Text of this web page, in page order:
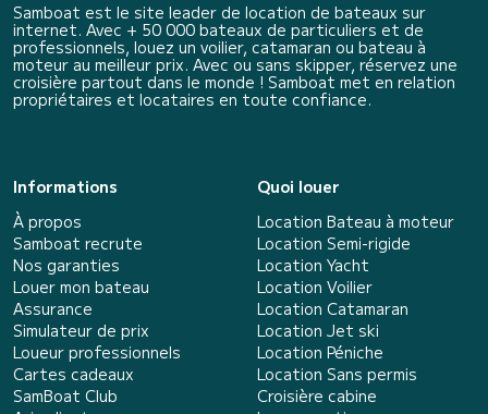
Samboat est le site leader de location de bateaux sur
internet. Avec + 50 000 bateaux de particuliers et de
professionnels, louez un voilier, catamaran ou bateau à
moteur au meilleur prix. Avec ou sans skipper, réservez une
croisière partout dans le monde ! Samboat met en relation
propriétaires et locataires en toute confiance.
Informations
À propos
Samboat recrute
Nos garanties
Louer mon bateau
Assurance
Simulateur de prix
Loueur professionnels
Cartes cadeaux
SamBoat Club
Quoi louer
Location Bateau à moteur
Location Semi-rigide
Location Yacht
Location Voilier
Location Catamaran
Location Jet ski
Location Péniche
Location Sans permis
Croisière cabine